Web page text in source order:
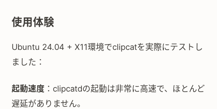
使用体験
Ubuntu 24.04 + X11環境でclipcatを実際にテストし
ました：
起動速度 ：clipcatdの起動は非常に高速で、ほとんど
遅延がありません。